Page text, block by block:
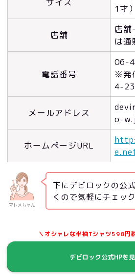
1才
店舗
店舗
は通
電話番号
06-
※発
4-
メールアドレス
o-
ホームページURL
マトメちゃん
下にデビロックの公
くので気軽にチェッ
＼オシャレな半袖Tシャツ598円
デビロック公式HPを